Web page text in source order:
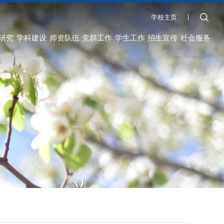
学校主页
究 学科建设 师资队伍 党群工作 学生工作 招生宣传 社会服务